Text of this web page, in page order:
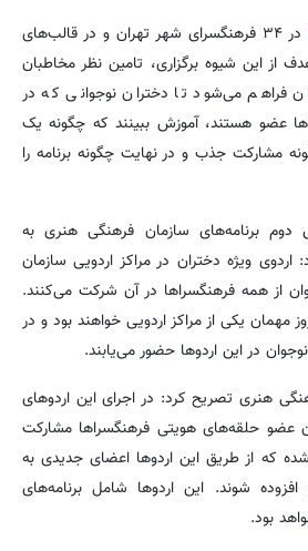
وی ادامه داد: این برنامه‌ها در ۳۴ فرهنگسرای شهر تهران و در قالب‌های
این شیوه برگزاری، تامین نظر مخاطبان
فراهم می‌شود تا دختران نوجوانی که در
عضو هستند، آموزش ببینند که چگونه یک
مشارکت جذب و در نهایت چگونه برنامه را
دوم برنامه‌های سازمان فرهنگی هنری به
ویژه دختران در مراکز اردویی سازمان
از همه فرهنگسراها در آن شرکت می‌کنند.
مهمان یکی از مراکز اردویی خواهند بود و در
هنری تصریح کرد: در اجرای این اردوهای
عضو حلقه‌های هویتی فرهنگسراها مشارکت
شده که از طریق این اردوها اعضای جدیدی به
شوند. این اردوها شامل برنامه‌های
بود.